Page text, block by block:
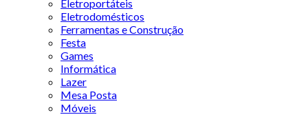
Eletroportáteis
Eletrodomésticos
Ferramentas e Construção
Festa
Games
Informática
Lazer
Mesa Posta
Móveis